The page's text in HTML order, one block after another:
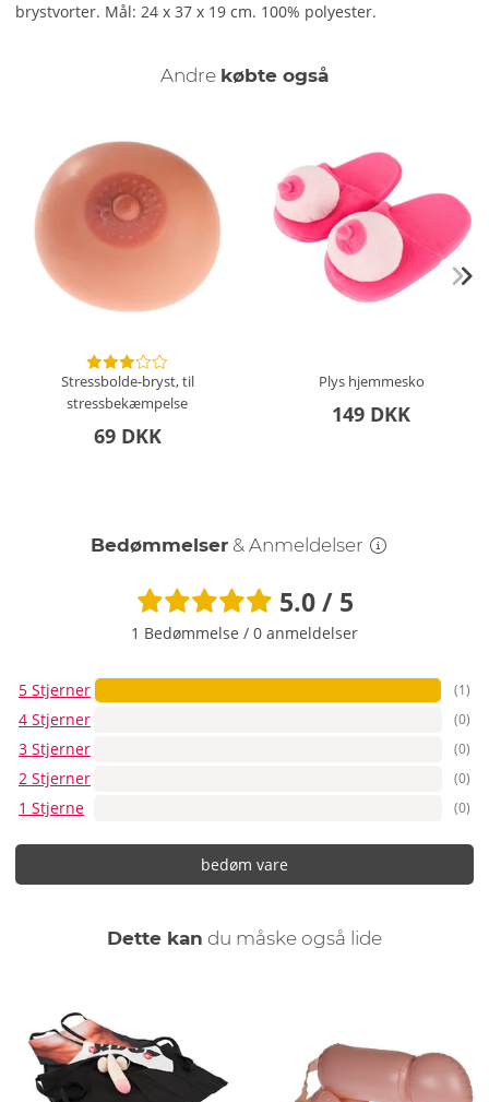
brystvorter. Mål: 24 x 37 x 19 cm. 100% polyester.
Andre købte også
Stressbolde-bryst, til
stressbekæmpelse
69 DKK
Plys hjemmesko
149 DKK
Bedømmelser & Anmeldelser
5.0 / 5
1 Bedømmelse / 0 anmeldelser
5 Stjerner (1)
4 Stjerner (0)
3 Stjerner (0)
2 Stjerner (0)
1 Stjerne (0)
bedøm vare
Dette kan du måske også lide